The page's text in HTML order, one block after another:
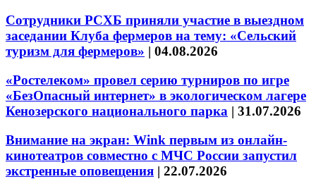
Сотрудники РСХБ приняли участие в выездном
заседании Клуба фермеров на тему: «Сельский
туризм для фермеров» | 04.08.2026
«Ростелеком» провел серию турниров по игре
«БезОпасный интернет» в экологическом лагере
Кенозерского национального парка | 31.07.2026
Внимание на экран: Wink первым из онлайн-
кинотеатров совместно с МЧС России запустил
экстренные оповещения | 22.07.2026